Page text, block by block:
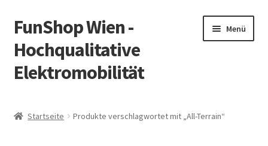
Zur
Navigation
springen
Zum
Inhalt
springen
FunShop Wien -
Hochqualitative
Elektromobilität
Menü
Startseite Produkte verschlagwortet mit „All-Terrain“